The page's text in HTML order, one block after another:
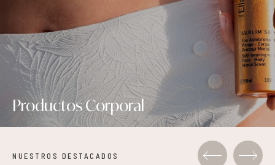
Productos Corporal
NUESTROS DESTACADOS